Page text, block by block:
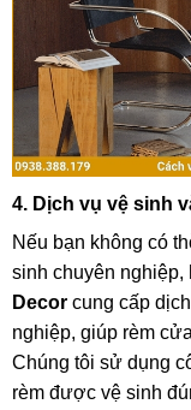
4. Dịch vụ vệ sinh
Nếu bạn không có
sinh chuyên nghiệp,
Decor cung cấp
nghiệp, giúp rèm
Chúng tôi sử dụng
rèm được vệ sinh